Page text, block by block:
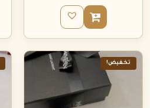
تخفيض!